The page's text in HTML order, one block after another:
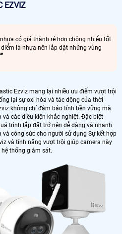
EZVIZ
có giá thành rẻ hơn chông nhiểu tốt
là nhựa nên lắp đặt những vùng
Ezviz mang lại nhiều ưu điểm vượt trội
lại sự oxi hóa và tác động của thời
không chỉ đảm bảo tính bền vững mà
các điều kiện khắc nghiệt. Đặc biệt
trình lắp đặt trở nên dễ dàng và nhanh
công sức cho người sử dụng Sự kết hợp
và tính năng vượt trội giúp camera này
thống giám sát.